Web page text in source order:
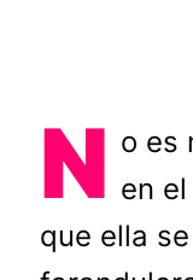
N o es
en
que ella